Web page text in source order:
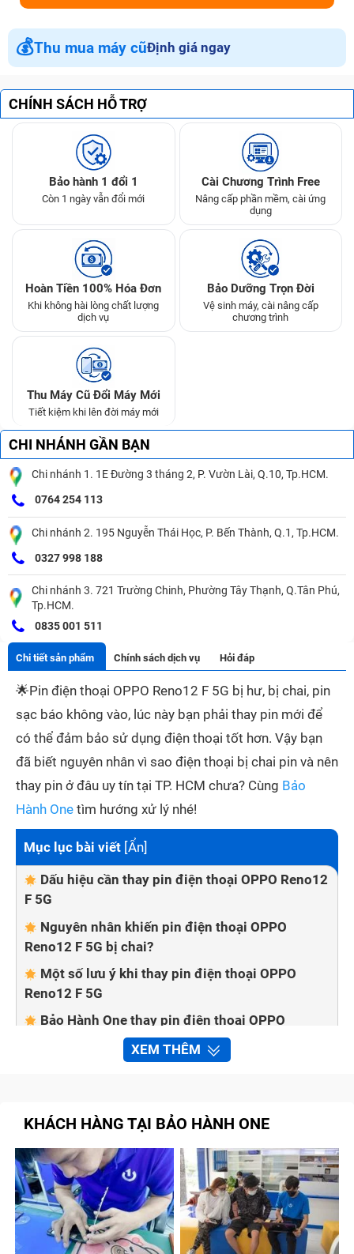
💰Thu mua máy cũĐịnh giá ngay
CHÍNH SÁCH HỖ TRỢ
Bảo hành 1 đổi 1
Còn 1 ngày vẫn đổi mới
Cài Chương Trình Free
Nâng cấp phần mềm, cài ứng
dụng
Hoàn Tiền 100% Hóa Đơn
Khi không hài lòng chất lượng
dịch vụ
Bảo Dưỡng Trọn Đời
Vệ sinh máy, cài nâng cấp
chương trình
Thu Máy Cũ Đổi Máy Mới
Tiết kiệm khi lên đời máy mới
CHI NHÁNH GẦN BẠN
Chi nhánh 1. 1E Đường 3 tháng 2, P. Vườn Lài, Q.10, Tp.HCM.
0764 254 113
Chi nhánh 2. 195 Nguyễn Thái Học, P. Bến Thành, Q.1, Tp.HCM.
0327 998 188
Chi nhánh 3. 721 Trường Chinh, Phường Tây Thạnh, Q.Tân Phú,
Tp.HCM.
0835 001 511
Chi tiết sản phẩm Chính sách dịch vụ Hỏi đáp
🌟Pin điện thoại OPPO Reno12 F 5G bị hư, bị chai, pin
sạc báo không vào, lúc này bạn phải thay pin mới để
có thể đảm bảo sử dụng điện thoại tốt hơn. Vậy bạn
đã biết nguyên nhân vì sao điện thoại bị chai pin và nên
thay pin ở đâu uy tín tại TP. HCM chưa? Cùng Bảo
Hành One tìm hướng xử lý nhé!
Mục lục bài viết [Ẩn]
Dấu hiệu cần thay pin điện thoại OPPO Reno12
F 5G
Nguyên nhân khiến pin điện thoại OPPO
Reno12 F 5G bị chai?
Một số lưu ý khi thay pin điện thoại OPPO
Reno12 F 5G
Bảo Hành One thay pin điện thoại OPPO
Reno12 F 5G nhanh chóng, chất lượng
Quy trình sửa chữa, thay PIN OPPO Reno12 F
Cam kết với khách hàng khi đến thay pin điện
thoại OPPO Reno12 F 5G tại Bảo Hành One
Tạm kết
Dấu hiệu cần thay pin điện thoại OPPO
Reno12 F 5G
XEM THÊM
KHÁCH HÀNG TẠI BẢO HÀNH ONE